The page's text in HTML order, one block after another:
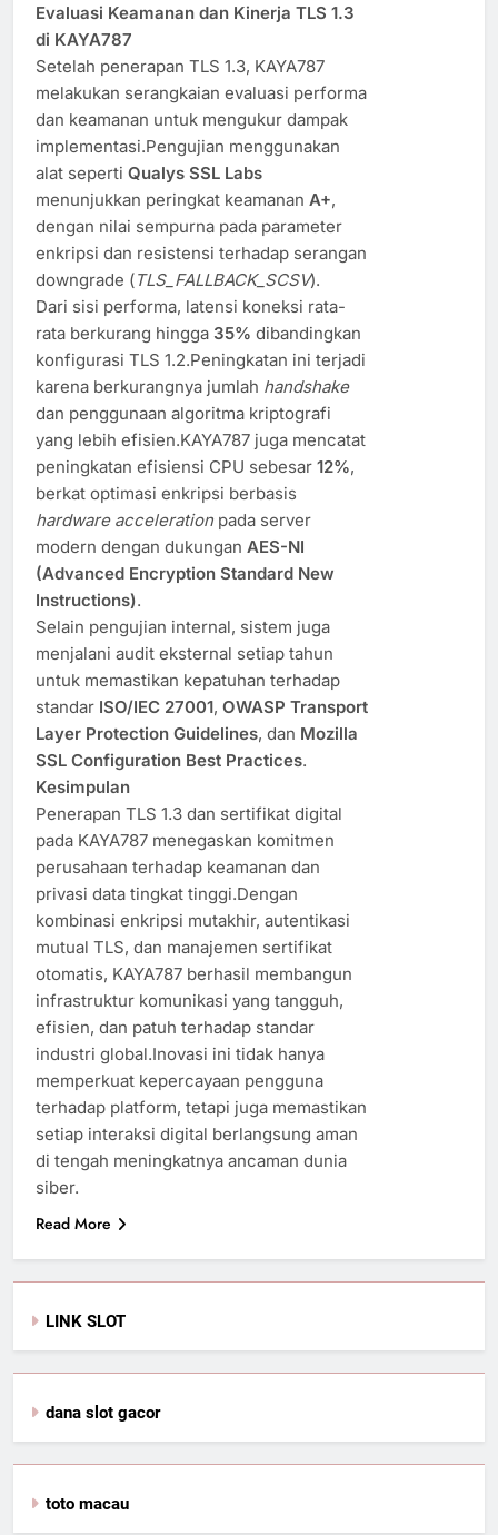
Evaluasi Keamanan dan Kinerja TLS 1.3
di KAYA787
Setelah penerapan TLS 1.3, KAYA787
melakukan serangkaian evaluasi performa
dan keamanan untuk mengukur dampak
implementasi.Pengujian menggunakan
alat seperti Qualys SSL Labs
menunjukkan peringkat keamanan A+,
dengan nilai sempurna pada parameter
enkripsi dan resistensi terhadap serangan
downgrade (TLS_FALLBACK_SCSV).
Dari sisi performa, latensi koneksi rata-
rata berkurang hingga 35% dibandingkan
konfigurasi TLS 1.2.Peningkatan ini terjadi
karena berkurangnya jumlah handshake
dan penggunaan algoritma kriptografi
yang lebih efisien.KAYA787 juga mencatat
peningkatan efisiensi CPU sebesar 12%,
berkat optimasi enkripsi berbasis
hardware acceleration pada server
modern dengan dukungan AES-NI
(Advanced Encryption Standard New
Instructions).
Selain pengujian internal, sistem juga
menjalani audit eksternal setiap tahun
untuk memastikan kepatuhan terhadap
standar ISO/IEC 27001, OWASP Transport
Layer Protection Guidelines, dan Mozilla
SSL Configuration Best Practices.
Kesimpulan
Penerapan TLS 1.3 dan sertifikat digital
pada KAYA787 menegaskan komitmen
perusahaan terhadap keamanan dan
privasi data tingkat tinggi.Dengan
kombinasi enkripsi mutakhir, autentikasi
mutual TLS, dan manajemen sertifikat
otomatis, KAYA787 berhasil membangun
infrastruktur komunikasi yang tangguh,
efisien, dan patuh terhadap standar
industri global.Inovasi ini tidak hanya
memperkuat kepercayaan pengguna
terhadap platform, tetapi juga memastikan
setiap interaksi digital berlangsung aman
di tengah meningkatnya ancaman dunia
siber.
Read More
LINK SLOT
dana slot gacor
toto macau